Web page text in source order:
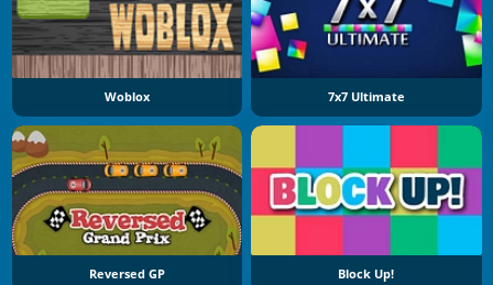
Woblox 7x7 Ultimate
Reversed GP Block Up!